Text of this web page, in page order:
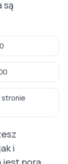
są
stronie
i